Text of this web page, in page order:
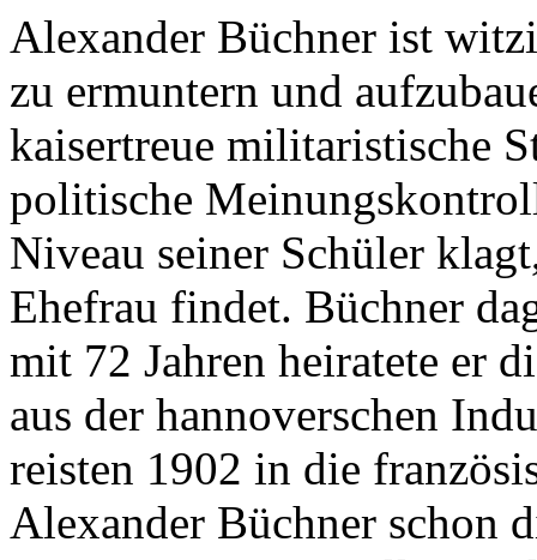
Alexander Büchner ist
zu ermuntern und
kaisertreue militaristische
politische
Niveau seiner Schüler
Ehefrau findet. Büchner
mit 72 Jahren heiratete er
aus der hannoverschen
reisten 1902 in die
Alexander Büchner schon